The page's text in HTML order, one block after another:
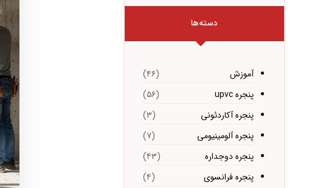
دسته‌ها
آموزش (۴۶)
پنجره upvc
(۵۶)
پنجره آکاردئونی
(۳)
پنجره آلومینیومی
(۷)
پنجره دوجداره
(۴۳)
پنجره فرانسوی
(۴)